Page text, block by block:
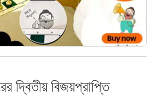
দ্বিতীয় বিজয়প্রাপ্তি